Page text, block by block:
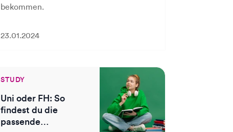
bekommen.
23.01.2024
STUDY
Uni oder FH: So
findest du die
passende